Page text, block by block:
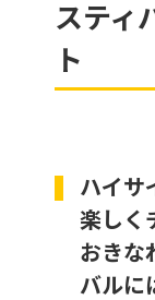
スティ
ト
ハイサ
楽しく
おきな
バルに